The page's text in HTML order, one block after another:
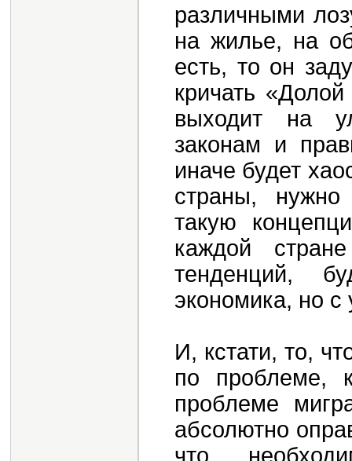
различными
на жилье, на
есть, то он
кричать
выходит на
законам и
иначе будет
страны,
такую
каждой
тенденций,
экономика, но
И, кстати, то,
по проблеме,
проблеме
абсолютно
что